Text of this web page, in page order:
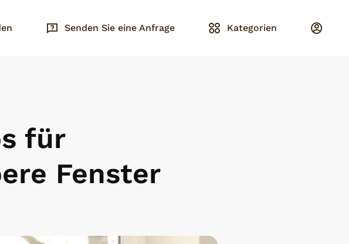
Senden Sie eine Anfrage Kategorien
für
Fenster